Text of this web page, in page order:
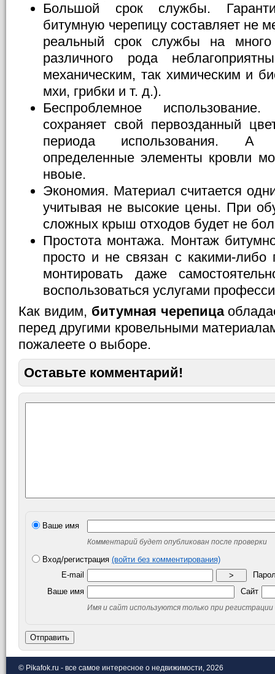
Большой срок службы.
битумную черепицу составляет не
реальный срок службы на
различного рода
механическим, так химическим и
мхи, грибки и т. д.).
Беспроблемное
сохраняет свой первозданный
периода использования. А
определенные элементы кровли
нвоые.
Экономия. Материал считается
учитывая не высокие цены. При
сложных крыш отходов будет не
Простота монтажа. Монтаж
просто и не связан с какими-
монтировать даже
воспользоваться услугами
Как видим, битумная черепица
перед другими кровельными
пожалеете о выборе.
Оставьте комментарий!
Ваше имя
Комментарий будет опубликован после проверки
Вход/регистрация (войти без комментирования)
E-mail
>
Ваше имя
Сайт
Имя и сайт используются только при регистрации
Отправить
© Pikafok.ru - все самое интересное о недвижимости, 2026